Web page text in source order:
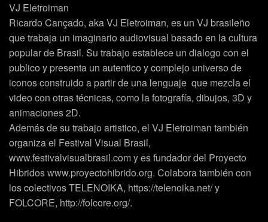
VJ Eletroiman
Ricardo Cançado, aka VJ Eletroiman, es un VJ brasileño
que trabaja un imaginario audiovisual basado en la cultura
popular de Brasil. Su trabajo establece un dialogo con el
publico y presenta un autentico y complejo universo de
iconos construido a partir de una lenguaje que mezcla el
video con otras técnicas, como la fotografía, dibujos, 3D y
animaciones 2D.
Además de su trabajo artistico, el VJ Eletroiman también
organiza el Festival Visual Brasil,
www.festivalvisualbrasil.com y es fundador del Proyecto
Hibridos www.proyectohibrido.org. Colabora también con
los colectivos TELENOIKA, https://telenoika.net/ y
FOLCORE, http://folcore.org/.